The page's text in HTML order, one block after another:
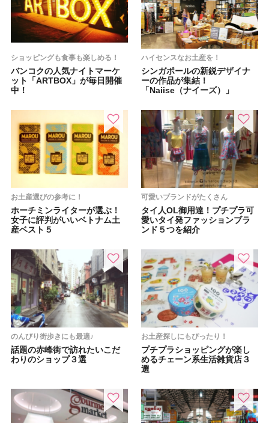
ショッピングも食事も楽しめる！
バンコクの人気ナイトマーケ
ット「ARTBOX」が毎日開催
中！
ハイセンスなお土産を！
シンガポールの新鋭デザイナ
ーの作品が集結！
「Naiise（ナイーズ）」
お土産選びの参考に！
ホーチミンライターが選ぶ！
女子に評判がいいベトナム土
産ベスト５
可愛いブランドがたくさん
タイ人OL御用達！プチプラ可
愛いタイ発ファッションブラ
ンド５つを紹介
のんびり街歩きにも最適♪
話題の赤峰街で訪れたいこだ
わりのショップ３選
お土産探しにもぴったり！
プチプラショッピングが楽し
めるチェーン系生活雑貨店３
選